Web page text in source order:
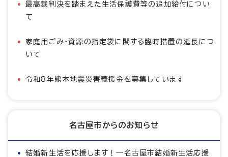
最高裁判決を踏まえた生活保護費等の追加給付につい
て
家庭用ごみ・資源の指定袋に関する臨時措置の延長につ
いて
令和8年熊本地震災害義援金を募集しています
名古屋市からのお知らせ
結婚新生活を応援します！―名古屋市結婚新生活応援